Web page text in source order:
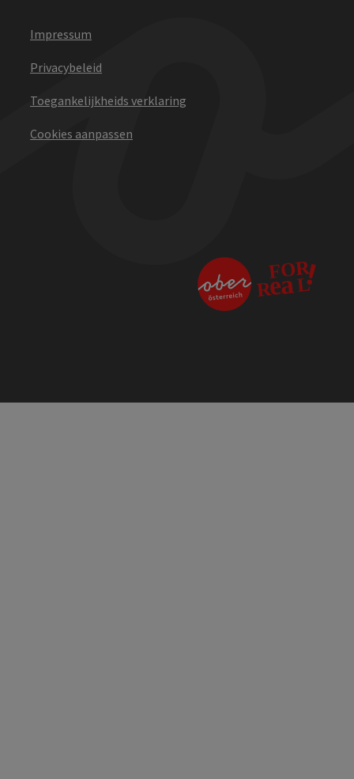
Impressum
Privacybeleid
Toegankelijkheids verklaring
Cookies aanpassen